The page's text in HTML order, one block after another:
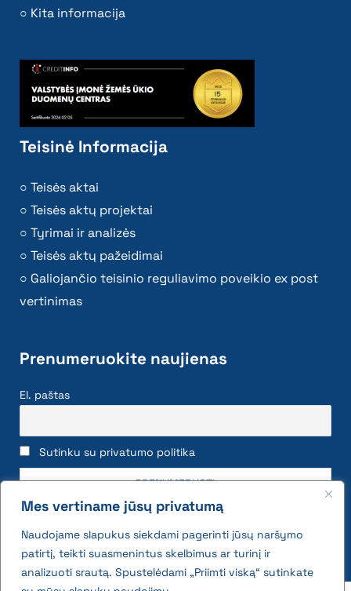
Mes vertiname jūsų privatumą
Naudojame slapukus siekdami pagerinti jūsų naršymo
patirtį, teikti suasmenintus skelbimus ar turinį ir
analizuoti srautą. Spustelėdami „Priimti viską“ sutinkate
Kita informacija
Teisinė Informacija
Teisės aktai
Teisės aktų projektai
Tyrimai ir analizės
Teisės aktų pažeidimai
Galiojančio teisinio reguliavimo poveikio ex post
vertinimas
Prenumeruokite naujienas
El. paštas
Sutinku su privatumo politika